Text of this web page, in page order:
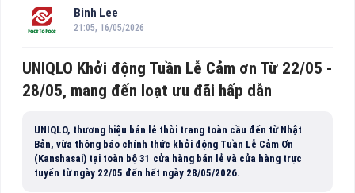
Binh Lee
21:05, 16/05/2026
UNIQLO Khởi động Tuần Lễ Cảm ơn Từ 22/05 -
28/05, mang đến loạt ưu đãi hấp dẫn
UNIQLO, thương hiệu bán lẻ thời trang toàn cầu đến từ Nhật
Bản, vừa thông báo chính thức khởi động Tuần Lễ Cảm Ơn
(Kanshasai) tại toàn bộ 31 cửa hàng bán lẻ và cửa hàng trực
tuyến từ ngày 22/05 đến hết ngày 28/05/2026.